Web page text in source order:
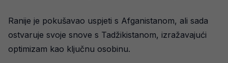
Ranije je pokušavao uspjeti s Afganistanom, ali sada
ostvaruje svoje snove s Tadžikistanom, izražavajući
optimizam kao ključnu osobinu.